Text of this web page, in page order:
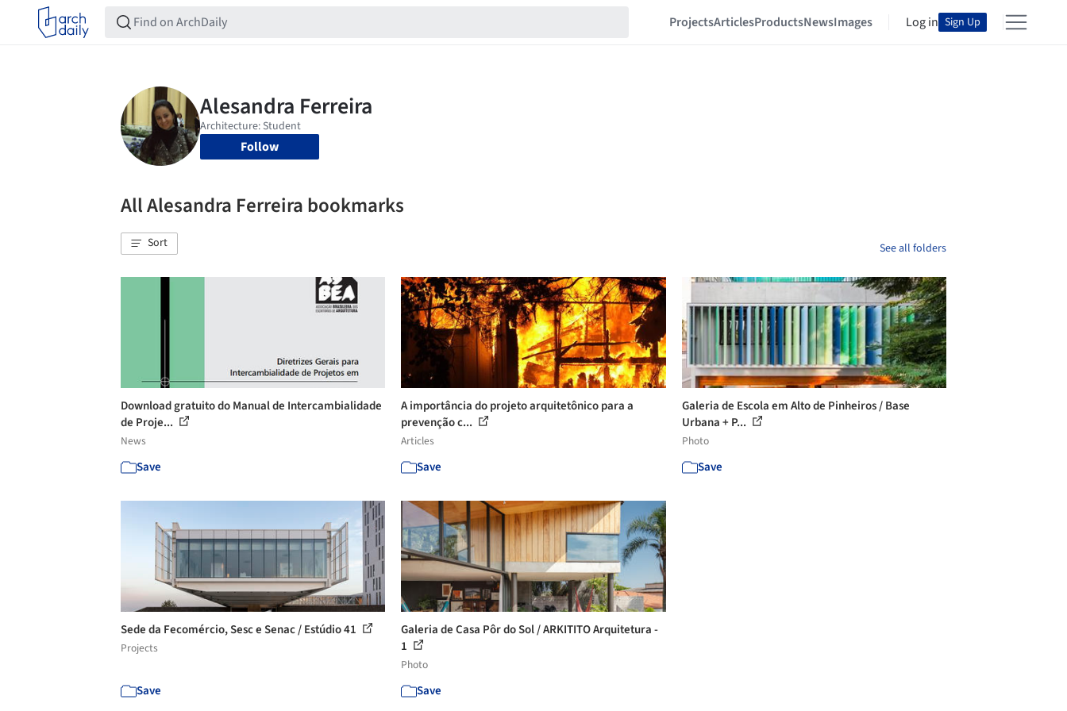
ProjectsArticlesProductsNewsImages Log in Sign Up
Follow
All Alesandra Ferreira bookmarks
Sort See all folders
Download gratuito do Manual de Intercambialidade
de Proje...
News
Save
A importância do projeto arquitetônico para a
prevenção c...
Articles
Save
Galeria de Escola em Alto de Pinheiros / Base
Urbana + P...
Photo
Save
Sede da Fecomércio, Sesc e Senac / Estúdio 41
Projects
Save
Galeria de Casa Pôr do Sol / ARKITITO Arquitetura -
1
Photo
Save